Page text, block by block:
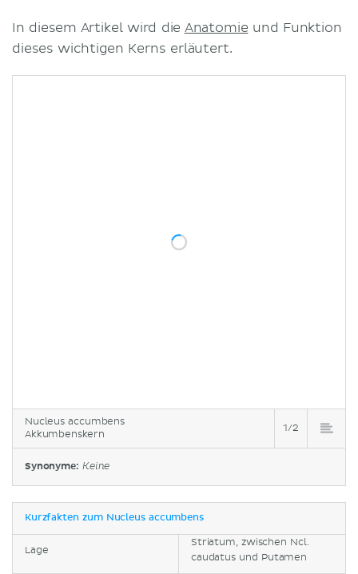
Nucleus accumbens
Akkumbenskern
1/2
Synonyme: Keine
In diesem Artikel wird die Anatomie und Funktion
dieses wichtigen Kerns erläutert.
Kurzfakten zum Nucleus accumbens
Lage
Striatum, zwischen Ncl.
caudatus und Putamen